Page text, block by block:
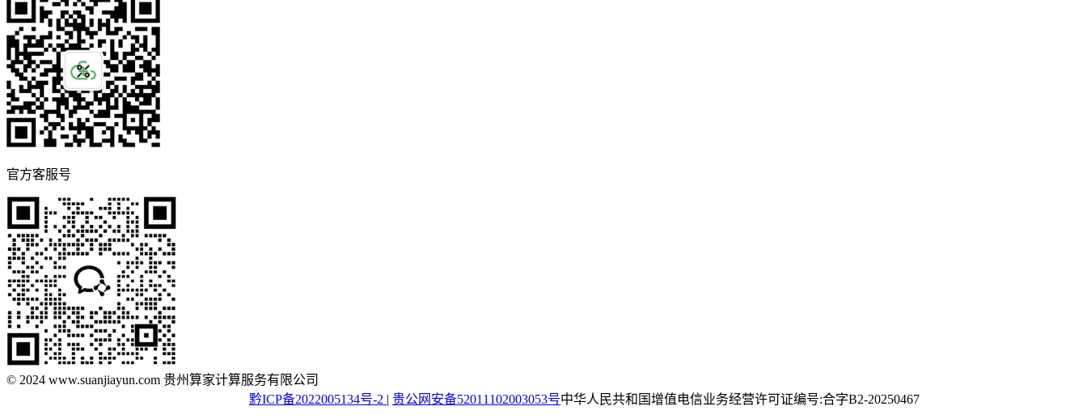
官方客服号
© 2024 www.suanjiayun.com 贵州算家计算服务有限公司
黔ICP备2022005134号-2 | 贵公网安备52011102003053号中华人民共和国增值电信业务经营许可证编号:合字B2-20250467